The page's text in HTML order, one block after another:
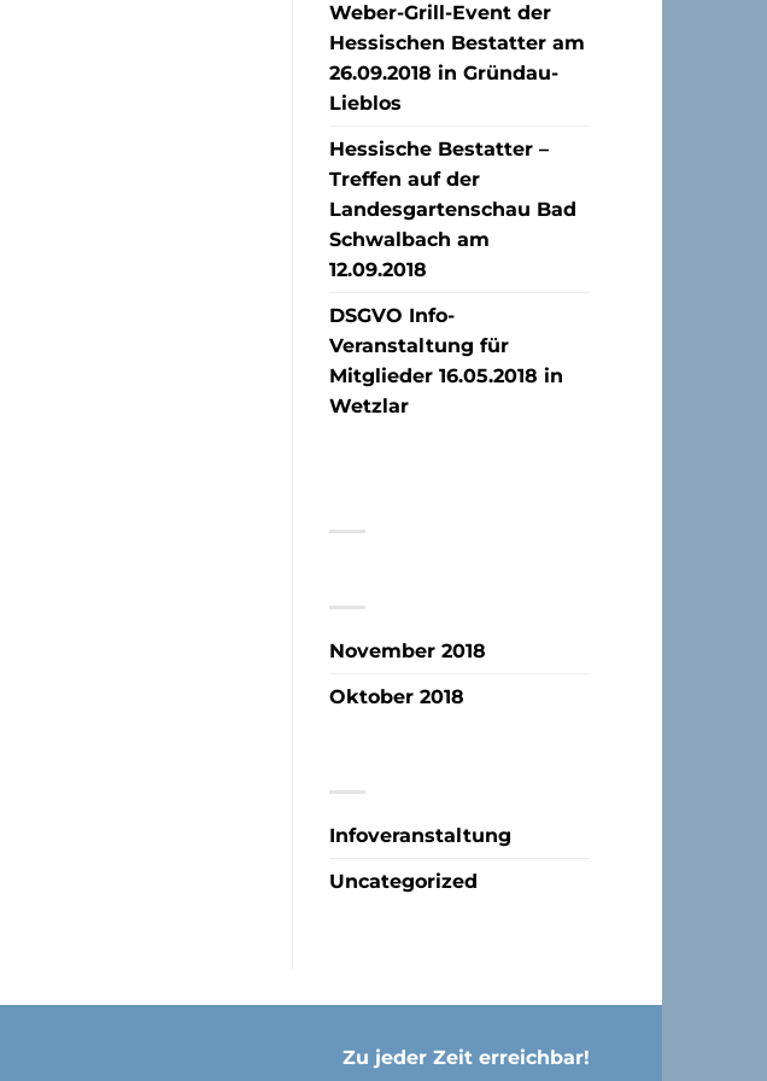
Weber-Grill-Event der
Hessischen Bestatter am
26.09.2018 in Gründau-
Lieblos
Hessische Bestatter –
Treffen auf der
Landesgartenschau Bad
Schwalbach am
12.09.2018
DSGVO Info-
Veranstaltung für
Mitglieder 16.05.2018 in
Wetzlar
November 2018
Oktober 2018
Infoveranstaltung
Uncategorized
Zu jeder Zeit erreichbar!